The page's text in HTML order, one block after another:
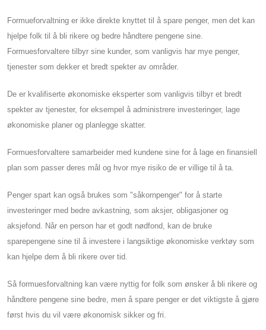
Formueforvaltning er ikke direkte knyttet til å spare penger, men det kan
hjelpe folk til å bli rikere og bedre håndtere pengene sine.
Formuesforvaltere tilbyr sine kunder, som vanligvis har mye penger,
tjenester som dekker et bredt spekter av områder.
De er kvalifiserte økonomiske eksperter som vanligvis tilbyr et bredt
spekter av tjenester, for eksempel å administrere investeringer, lage
økonomiske planer og planlegge skatter.
Formuesforvaltere samarbeider med kundene sine for å lage en finansiell
plan som passer deres mål og hvor mye risiko de er villige til å ta.
Penger spart kan også brukes som "såkornpenger" for å starte
investeringer med bedre avkastning, som aksjer, obligasjoner og
aksjefond. Når en person har et godt nødfond, kan de bruke
sparepengene sine til å investere i langsiktige økonomiske verktøy som
kan hjelpe dem å bli rikere over tid.
Så formuesforvaltning kan være nyttig for folk som ønsker å bli rikere og
håndtere pengene sine bedre, men å spare penger er det viktigste å gjøre
først hvis du vil være økonomisk sikker og fri.